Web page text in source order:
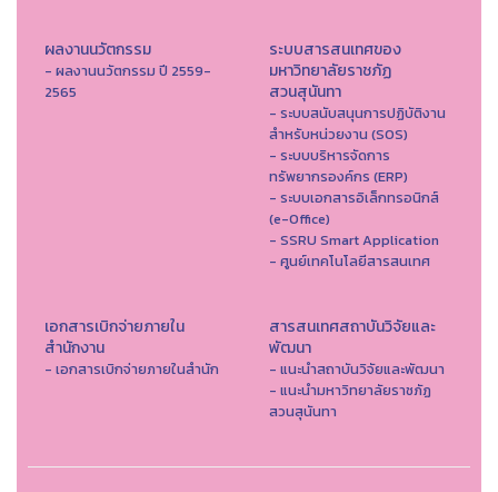
ผลงานนวัตกรรม
- ผลงานนวัตกรรม ปี 2559-
2565
ระบบสารสนเทศของ
มหาวิทยาลัยราชภัฏ
สวนสุนันทา
- ระบบสนับสนุนการปฏิบัติงาน
สำหรับหน่วยงาน (SOS)
- ระบบบริหารจัดการ
ทรัพยากรองค์กร (ERP)
- ระบบเอกสารอิเล็กทรอนิกส์
(e-Office)
- SSRU Smart Application
- ศูนย์เทคโนโลยีสารสนเทศ
เอกสารเบิกจ่ายภายใน
สำนักงาน
- เอกสารเบิกจ่ายภายในสำนัก
สารสนเทศสถาบันวิจัยและ
พัฒนา
- แนะนำสถาบันวิจัยและพัฒนา
- แนะนำมหาวิทยาลัยราชภัฏ
สวนสุนันทา